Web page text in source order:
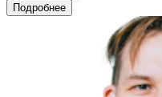
Подробнее